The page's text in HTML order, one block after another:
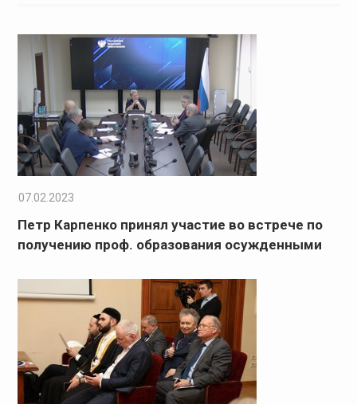
07.02.2023
Петр Карпенко принял участие во встрече по
получению проф. образования осужденными